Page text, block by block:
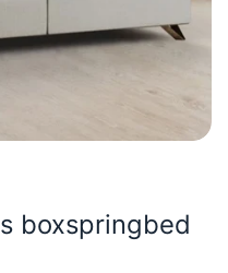
boxspringbed